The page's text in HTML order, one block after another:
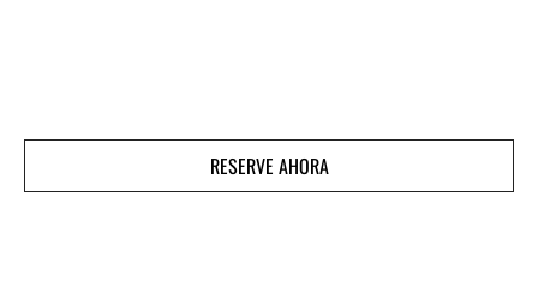
RESERVE AHORA
RESERVE AHORA